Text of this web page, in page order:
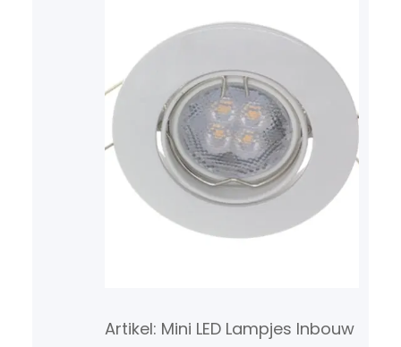
Artikel: Mini LED Lampjes Inbouw